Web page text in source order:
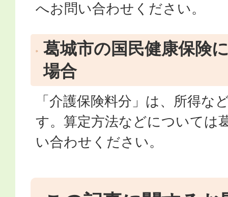
へお問い合わせください。
葛城市の国民健康保険
場合
「介護保険料分」は、所得な
す。算定方法などについては
い合わせください。